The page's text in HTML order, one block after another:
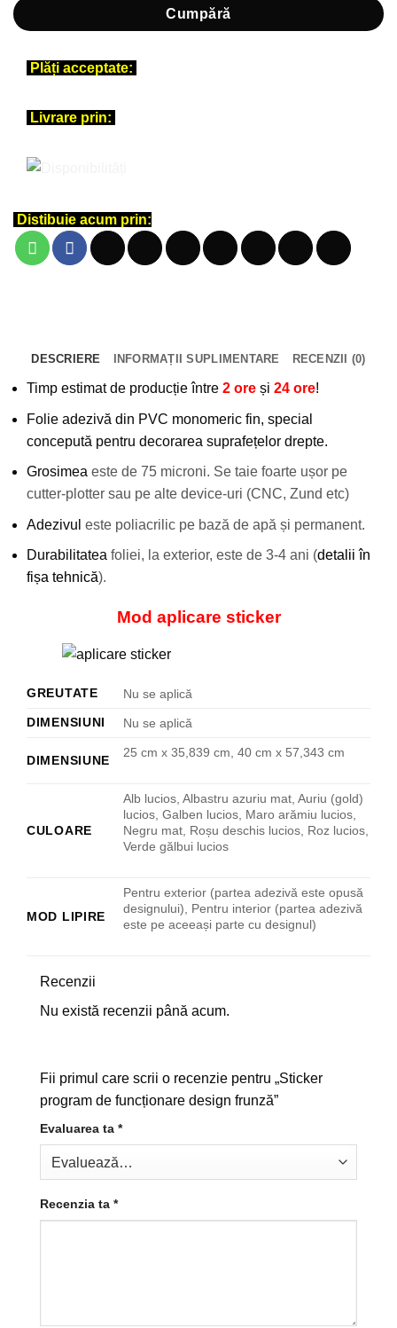
program
de
design
Cumpără
Plăți acceptate:
Livrare prin:
Distibuie acum prin:
DESCRIERE INFORMAȚII SUPLIMENTARE RECENZII (0)
Timp estimat de producție între 2 ore și 24 ore!
Folie adezivă din PVC monomeric fin, special
concepută pentru decorarea suprafețelor drepte.
Grosimea este de 75 microni. Se taie foarte ușor pe
cutter-plotter sau pe alte device-uri (CNC, Zund etc)
Adezivul este poliacrilic pe bază de apă și permanent.
Durabilitatea foliei, la exterior, este de 3-4 ani (detalii în
fișa tehnică).
Mod aplicare sticker
GREUTATE
Nu se aplică
DIMENSIUNI
Nu se aplică
DIMENSIUNE
25 cm x 35,839 cm, 40 cm x 57,343 cm
CULOARE
Alb lucios, Albastru azuriu mat, Auriu (gold)
lucios, Galben lucios, Maro arămiu lucios,
Negru mat, Roșu deschis lucios, Roz lucios,
Verde gălbui lucios
MOD LIPIRE
Pentru exterior (partea adezivă este opusă
designului), Pentru interior (partea adezivă
este pe aceeași parte cu designul)
Recenzii
Nu există recenzii până acum.
Fii primul care scrii o recenzie pentru „Sticker
program de funcționare design frunză”
Evaluarea ta *
Recenzia ta *